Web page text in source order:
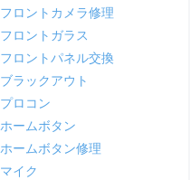
フロントカメラ修理
フロントガラス
フロントパネル交換
ブラックアウト
プロコン
ホームボタン
ホームボタン修理
マイク